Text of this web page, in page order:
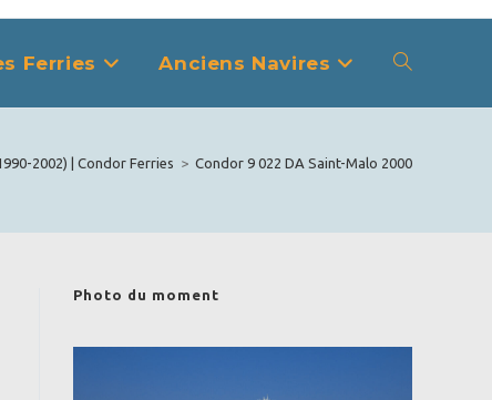
Ferries Anciens Navires Toggle
2002) | Condor Ferries > Condor 9 022 DA Saint-Malo 2000
Photo du moment